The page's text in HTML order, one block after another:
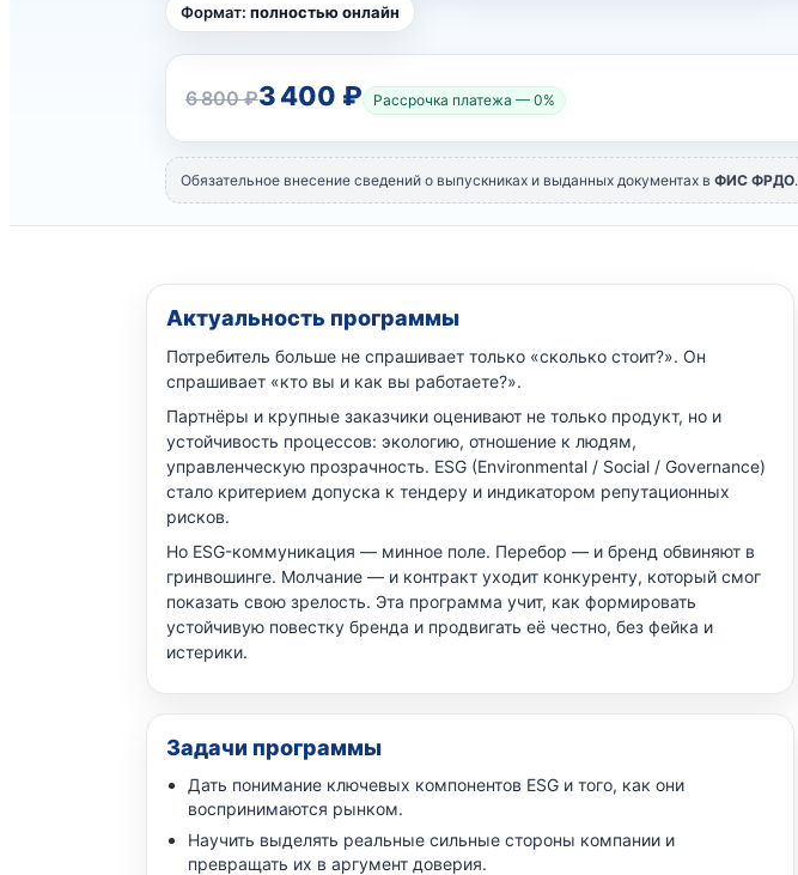
Формат: полностью онлайн
6 800 ₽3 400 ₽ Рассрочка платежа — 0%
Обязательное внесение сведений о выпускниках и выданных документах в ФИС ФРДО.
Актуальность программы
Потребитель больше не спрашивает только «сколько стоит?». Он
спрашивает «кто вы и как вы работаете?».
Партнёры и крупные заказчики оценивают не только продукт, но и
устойчивость процессов: экологию, отношение к людям,
управленческую прозрачность. ESG (Environmental / Social / Governance)
стало критерием допуска к тендеру и индикатором репутационных
рисков.
Но ESG-коммуникация — минное поле. Перебор — и бренд обвиняют в
гринвошинге. Молчание — и контракт уходит конкуренту, который смог
показать свою зрелость. Эта программа учит, как формировать
устойчивую повестку бренда и продвигать её честно, без фейка и
истерики.
Задачи программы
Дать понимание ключевых компонентов ESG и того, как они
воспринимаются рынком.
Научить выделять реальные сильные стороны компании и
превращать их в аргумент доверия.